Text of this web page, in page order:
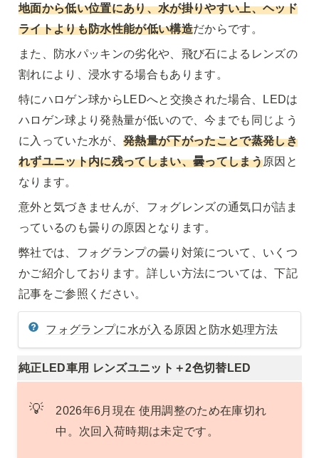
地面から低い位置にあり、水が掛りやすい上、ヘッド
ライトよりも防水性能が低い構造だからです。
また、防水パッキンの劣化や、飛び石によるレンズの
割れにより、浸水する場合もあります。
特にハロゲン球からLEDへと交換された場合、LEDは
ハロゲン球より発熱量が低いので、今までも同じよう
に入っていた水が、 発熱量が下がったことで蒸発しき
れずユニット内に残ってしまい、曇ってしまう原因と
なります。
意外と気づきませんが、フォグレンズの通気口が詰ま
っているのも曇りの原因となります。
弊社では、フォグランプの曇り対策について、いくつ
かご紹介しております。詳しい方法については、下記
記事をご参照ください。
フォグランプに水が入る原因と防水処理方法
純正LED車用 レンズユニット＋2色切替LED
💡
2026年6月現在 使用調整のため在庫切れ
中。次回入荷時期は未定です。